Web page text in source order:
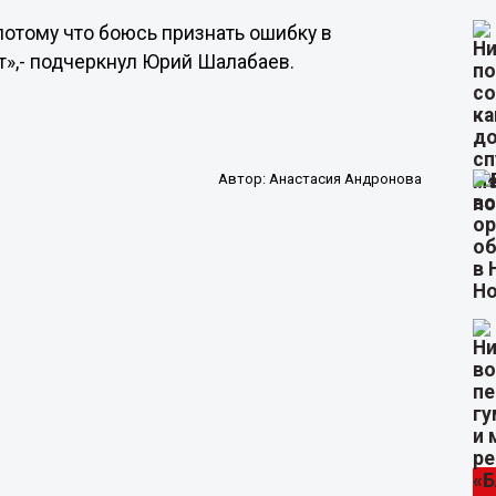
что боюсь признать ошибку в
подчеркнул Юрий Шалабаев.
Автор: Анастасия Андронова